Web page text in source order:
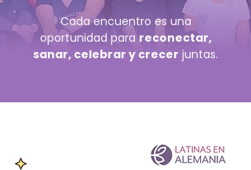
Cada encuentro es una
oportunidad parareconectar,
sanar, celebrar y crecer juntas.